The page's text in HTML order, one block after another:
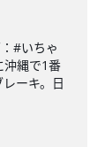
#いちゃ
沖縄で1番
ーキ。日